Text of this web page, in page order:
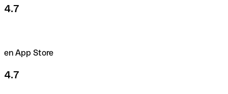
4.7
en App Store
4.7